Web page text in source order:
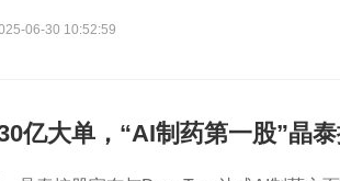
06-30 10:52:59
亿大单，“AI制药第一股”晶